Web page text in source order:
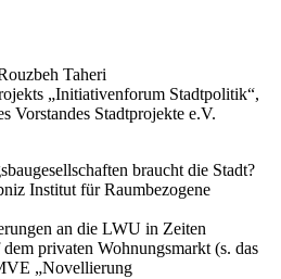
Taheri
„Initiativenforum Stadtpolitik“,
Vorstandes Stadtprojekte e.V.
braucht die Stadt?
Institut für Raumbezogene
an die LWU in Zeiten
privaten Wohnungsmarkt (s. das
„Novellierung